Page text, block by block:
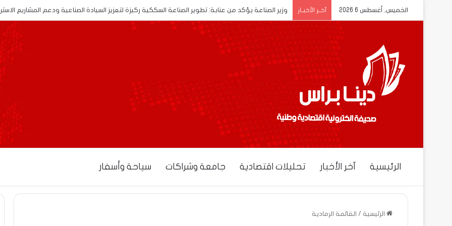
الخميس, أغسطس 6 2026 آخــر الأخبــار وزير الصناعة يؤكد من عنابة: تطوير الصناعة السككية ركيزة لتعزيز السيادة الصناعية ودعم المشاريع
الرئيسية آخر الأخبار تحليلات اقتصادية جامعة وشراكات سياحة وأسفار
الرئيسية / القائمة الرمادية